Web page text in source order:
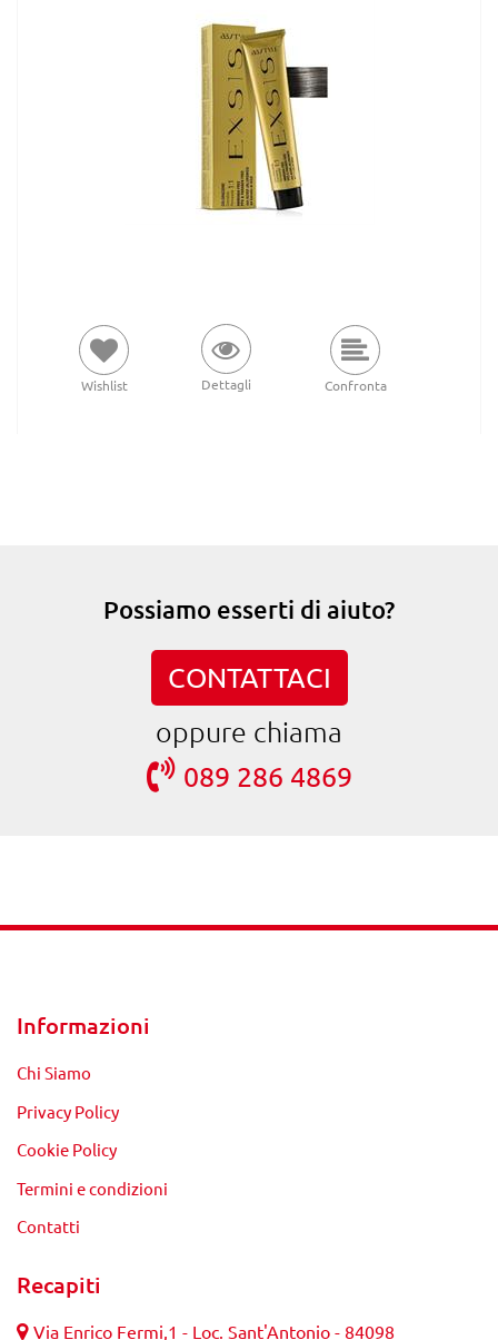
Wishlist Dettagli Confronta
Possiamo esserti di aiuto?
CONTATTACI
oppure chiama
089 286 4869
Informazioni
Chi Siamo
Privacy Policy
Cookie Policy
Termini e condizioni
Contatti
Recapiti
Via Enrico Fermi,1 - Loc. Sant'Antonio - 84098